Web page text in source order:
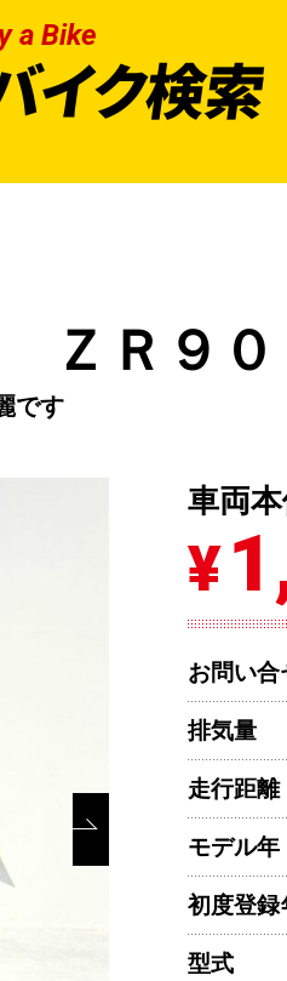
a Bike
イク検索
ＺＲ９０
です
車両
¥
お問い合
排気量
走行距離
モデル年
初度登録
型式